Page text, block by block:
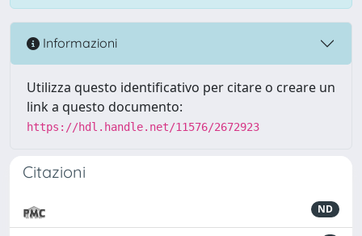
Informazioni
Utilizza questo identificativo per citare o creare un
link a questo documento:
https://hdl.handle.net/11576/2672923
Citazioni
ND